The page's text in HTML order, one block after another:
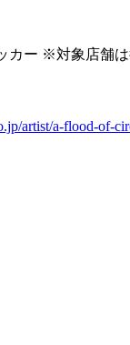
カー ※対象店舗は
artist/a-flood-of-